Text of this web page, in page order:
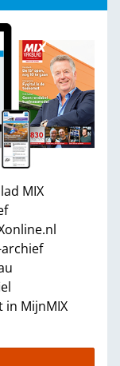
MIX
in MijnMIX